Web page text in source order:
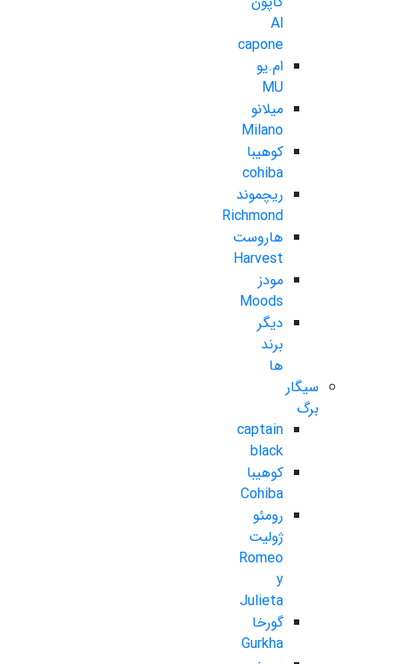
Al
capone
ام.یو
MU
میلانو
Milano
کوهیبا
cohiba
ریچموند
Richmond
هاروست
Harvest
مودز
Moods
دیگر
برند
ها
سیگار
برگ
captain
black
کوهیبا
Cohiba
رومئو
ژولیت
Romeo
y
Julieta
گورخا
Gurkha